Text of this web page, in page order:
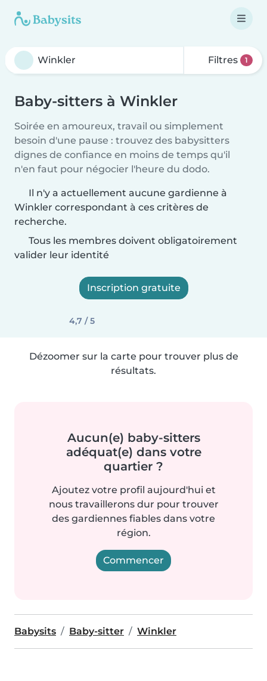
Filtres 1
Baby-sitters à Winkler
Soirée en amoureux, travail ou simplement
besoin d'une pause : trouvez des babysitters
dignes de confiance en moins de temps qu'il
n'en faut pour négocier l'heure du dodo.
Il n'y a actuellement aucune gardienne à
Winkler correspondant à ces critères de
recherche.
Tous les membres doivent obligatoirement
valider leur identité
Inscription gratuite
4,7 / 5
Dézoomer sur la carte pour trouver plus de
résultats.
Aucun(e) baby-sitters
adéquat(e) dans votre
quartier ?
Ajoutez votre profil aujourd'hui et
nous travaillerons dur pour trouver
des gardiennes fiables dans votre
région.
Commencer
Babysits Baby-sitter Winkler